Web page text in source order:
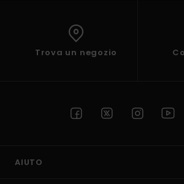
Trova un negozio
AIUTO